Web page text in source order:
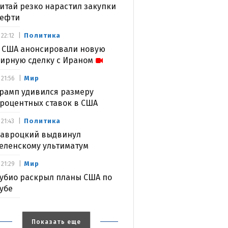
резко нарастил закупки
Политика
США анонсировали новую
сделку с Ираном
22:12
Мир
удивился размеру
ставок в США
21:56
Политика
выдвинул
ультиматум
21:43
Мир
раскрыл планы США по
21:29
Показать еще